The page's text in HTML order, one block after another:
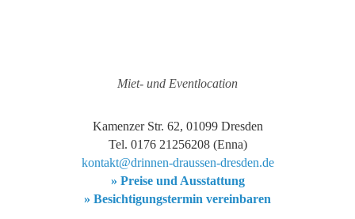
Miet- und Eventlocation
Kamenzer Str. 62, 01099 Dresden
Tel. 0176 21256208 (Enna)
kontakt@drinnen-draussen-dresden.de
» Preise und Ausstattung
» Besichtigungstermin vereinbaren